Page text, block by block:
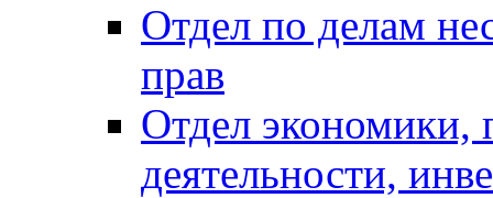
Отдел по делам
прав
Отдел экономики,
деятельности,